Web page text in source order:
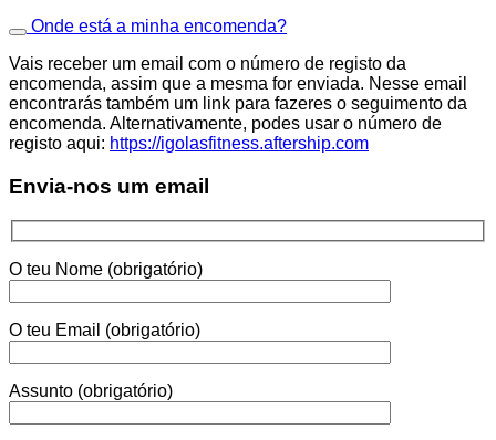
Onde está a minha encomenda?
Vais receber um email com o número de registo da
encomenda, assim que a mesma for enviada. Nesse email
encontrarás também um link para fazeres o seguimento da
encomenda. Alternativamente, podes usar o número de
registo aqui: https://igolasfitness.aftership.com
Envia-nos um email
O teu Nome (obrigatório)
O teu Email (obrigatório)
Assunto (obrigatório)